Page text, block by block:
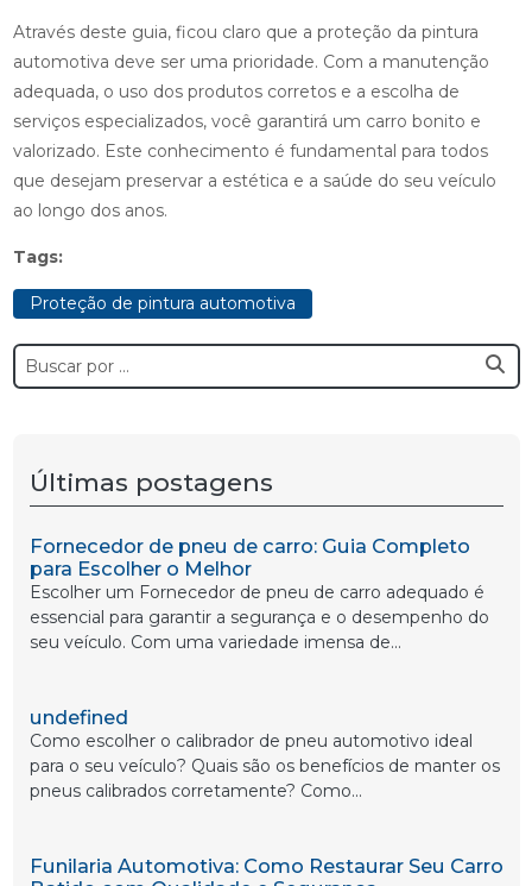
Através deste guia, ficou claro que a proteção da pintura
automotiva deve ser uma prioridade. Com a manutenção
adequada, o uso dos produtos corretos e a escolha de
serviços especializados, você garantirá um carro bonito e
valorizado. Este conhecimento é fundamental para todos
que desejam preservar a estética e a saúde do seu veículo
ao longo dos anos.
Tags:
Proteção de pintura automotiva
Últimas postagens
Fornecedor de pneu de carro: Guia Completo
para Escolher o Melhor
Escolher um Fornecedor de pneu de carro adequado é
essencial para garantir a segurança e o desempenho do
seu veículo. Com uma variedade imensa de...
undefined
Como escolher o calibrador de pneu automotivo ideal
para o seu veículo? Quais são os benefícios de manter os
pneus calibrados corretamente? Como...
Funilaria Automotiva: Como Restaurar Seu Carro